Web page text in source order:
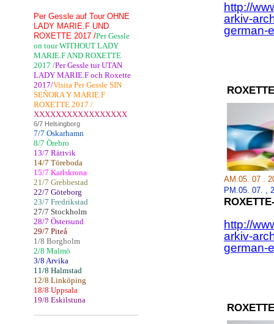
http://
arkiv-
german-
AM.05. 07 .
PM.05. 07. ,
http://
arkiv-
german-
Per Gessle auf Tour OHNE
LADY MARIE.F UND
ROXETTE 2017 /Per Gessle
on tour WITHOUT LADY
MARIE.F AND ROXETTE
2017 /Per Gessle tur UTAN
LADY MARIE.F och Roxette
2017/Visita Per Gessle SIN
SEÑORA Y MARIE.F
ROXETTE 2017 /
XXXXXXXXXXXXXXXXX
6/7 Helsingborg
7/7 Oskarhamn
8/7 Örebro
13/7 Rättvik
14/7 Töreboda
15/7 Karlskrona
21/7 Grebbestad
22/7 Göteborg
23/7 Fredrikstad
27/7 Stockholm
28/7 Östersund
29/7 Piteå
1/8 Borgholm
2/8 Malmö
3/8 Arvika
11/8 Halmstad
12/8 Linköping
18/8 Uppsala
19/8 Eskilstuna